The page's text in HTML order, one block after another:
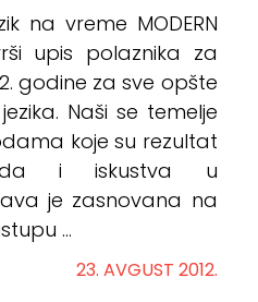
na vreme MODERN
upis polaznika za
godine za sve opšte
Naši se temelje
koje su rezultat
i iskustva u
je zasnovana na
...
23. AVGUST 2012.